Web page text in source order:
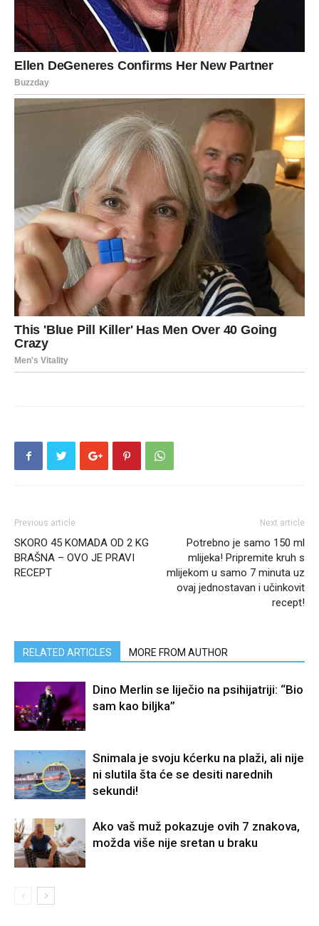
Previous article
SKORO 45 KOMADA OD 2 KG
BRAŠNA – OVO JE PRAVI
RECEPT
Next article
Potrebno je samo 150 ml
mlijeka! Pripremite kruh s
mlijekom u samo 7 minuta uz
ovaj jednostavan i učinkovit
recept!
RELATED ARTICLES MORE FROM AUTHOR
Dino Merlin se liječio na psihijatriji: “Bio
sam kao biljka”
Snimala je svoju kćerku na plaži, ali nije
ni slutila šta će se desiti narednih
sekundi!
Ako vaš muž pokazuje ovih 7 znakova,
možda više nije sretan u braku